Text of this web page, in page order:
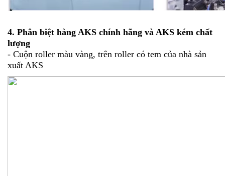
4. Phân biệt hàng AKS chính hãng và AKS kém chất
lượng
- Cuộn roller màu vàng, trên roller có tem của nhà sản
xuất AKS